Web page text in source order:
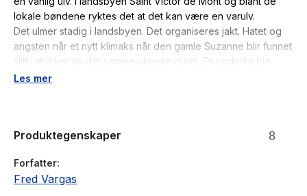
lokale bøndene ryktes det at det kan være en varulv.
Det ulmer stadig i landsbyen. Det organiseres jakt. Hatet og
angsten når et nytt klimaks når den gamle Suzanne blir funnet
slitt i stykker av det samme ukjente dyret. En underlig trio
starter sin egen jakt på morderen; Suzannes stesønn Soliman,
meldingene fra landsbyen, men når tingene virkelig
Les mer
Produktegenskaper
Forfatter
Fred Vargas